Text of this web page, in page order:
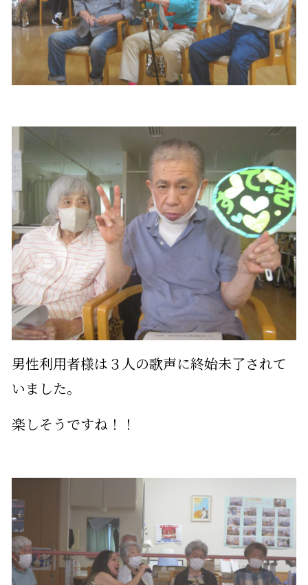
男性利用者様は３人の歌声に終始未了されて
いました。
楽しそうですね！！